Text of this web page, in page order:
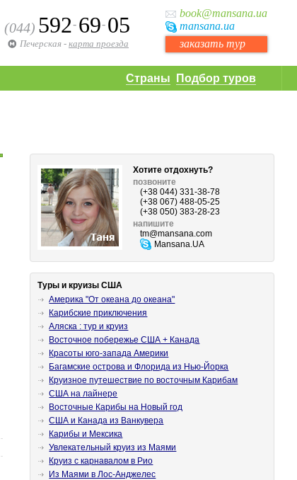
book@mansana.ua
mansana.ua
заказать тур
(044) 592- 69- 05
Печерская - карта проезда
Страны Подбор туров
Хотите отдохнуть?
позвоните
(+38 044) 331-38-78
(+38 067) 488-05-25
(+38 050) 383-28-23
напишите
tm@mansana.com
Mansana.UA
Туры и круизы США
Америка "От океана до океана"
Карибские приключения
Аляска : тур и круиз
Восточное побережье США + Канада
Красоты юго-запада Америки
Багамские острова и Флорида из Нью-Йорка
Круизное путешествие по восточным Карибам
США на лайнере
Восточные Карибы на Новый год
США и Канада из Ванкувера
Карибы и Мексика
Увлекательный круиз из Маями
Круиз с карнавалом в Рио
Из Маями в Лос-Анджелес